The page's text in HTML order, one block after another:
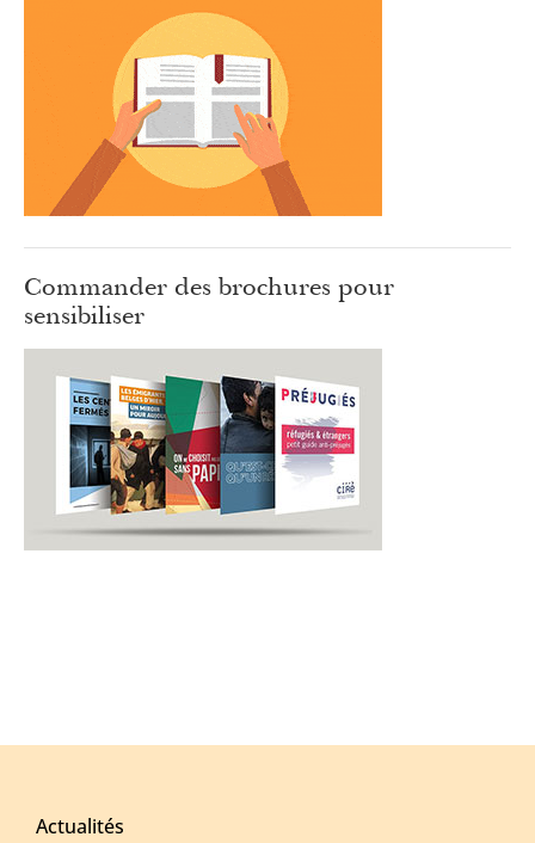
Commander des brochures pour
sensibiliser
Actualités